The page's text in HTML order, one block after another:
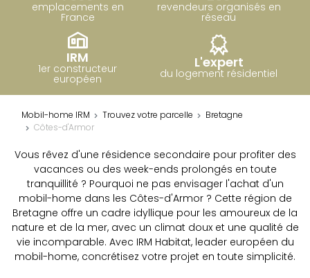
emplacements en
France
revendeurs organisés en
réseau
IRM
1er constructeur
européen
L'expert
du logement résidentiel
Mobil-home IRM Trouvez votre parcelle
Bretagne
Côtes-d'Armor
Vous rêvez d'une résidence secondaire pour profiter des
vacances ou des week-ends prolongés en toute
tranquillité ? Pourquoi ne pas envisager l'achat d'un
mobil-home dans les Côtes-d'Armor ? Cette région de
Bretagne offre un cadre idyllique pour les amoureux de la
nature et de la mer, avec un climat doux et une qualité de
vie incomparable. Avec IRM Habitat, leader européen du
mobil-home, concrétisez votre projet en toute simplicité.